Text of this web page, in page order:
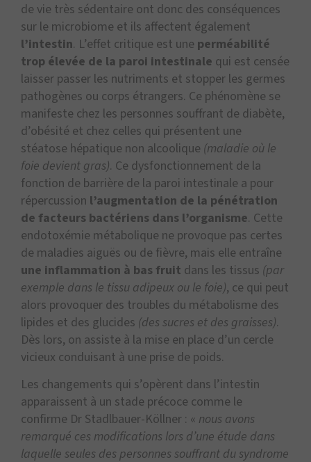
de vie très sédentaire ont donc des conséquences
sur le microbiome et ils affectent également
l’intestin. L’effet critique est une perméabilité
trop élevée de la paroi intestinale qui est censée
laisser passer les nutriments et stopper les germes
pathogènes ou corps étrangers. Ce phénomène se
manifeste chez les personnes souffrant de diabète,
d’obésité et chez celles qui présentent une
stéatose hépatique non alcoolique (maladie où le
foie devient gras). Ce dysfonctionnement de la
fonction de barrière de la paroi intestinale a pour
répercussion l’augmentation de la pénétration
de facteurs bactériens dans l’organisme. Cette
endotoxémie métabolique ne provoque pas certes
de maladies aiguës ou de fièvre, mais elle entraîne
une inflammation à bas fruit dans les tissus (par
exemple dans le tissu adipeux ou le foie), ce qui peut
alors provoquer des troubles du métabolisme des
lipides et des glucides (des sucres et des graisses).
Dès lors, on assiste à la mise en place d’un cercle
vicieux conduisant à une prise de poids.
Les changements qui s’opèrent dans l’intestin
apparaissent à un stade précoce comme le
confirme Dr Stadlbauer-Köllner : « nous avons
remarqué ces modifications lors d’une étude dans
laquelle seules des personnes souffrant du syndrome